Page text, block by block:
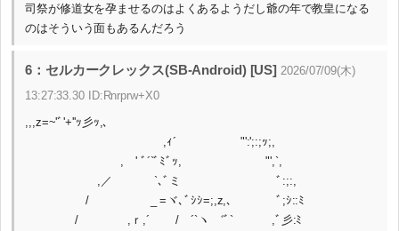
司祭が修道女を孕ませるのはよくあるようだし爺の年で教皇になる
のはそういう面もあるんだろう
6：セルカークレックス(SB-Android) [US] 2026/07/09(木)
13:27:33.30 ID:Rnrprw+X0
,,,z=~'ﾞ'+''ｯ彡ｯ,､
,ｨ´ "':';:;ｯ;,
, ' ﾞ´`ﾞﾐﾞｯ, "',`,
,／ `､ﾞミ ﾞ:;:,
/ _ =ヾ､ﾞｼｼ=;,z,、 ﾞ;ｼ::ﾐ
/ ,ｒ,´ / ´`ヽ ゛ﾞ` ,ﾞ彡:ﾐ